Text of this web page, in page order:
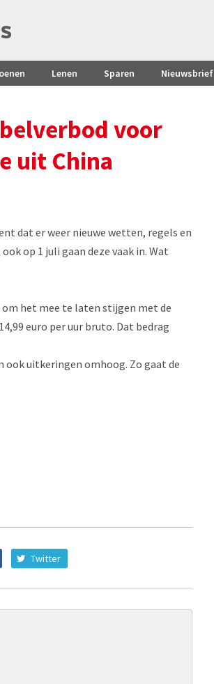
Lenen Sparen Nieuwsbrief
voor
uit China
dat er weer nieuwe wetten, regels en
op 1 juli gaan deze vaak in. Wat
het mee te laten stijgen met de
euro per uur bruto. Dat bedrag
ook uitkeringen omhoog. Zo gaat de
Twitter